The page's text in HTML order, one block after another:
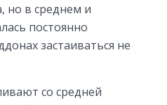
но в среднем и
постоянно
застаиваться не
со средней